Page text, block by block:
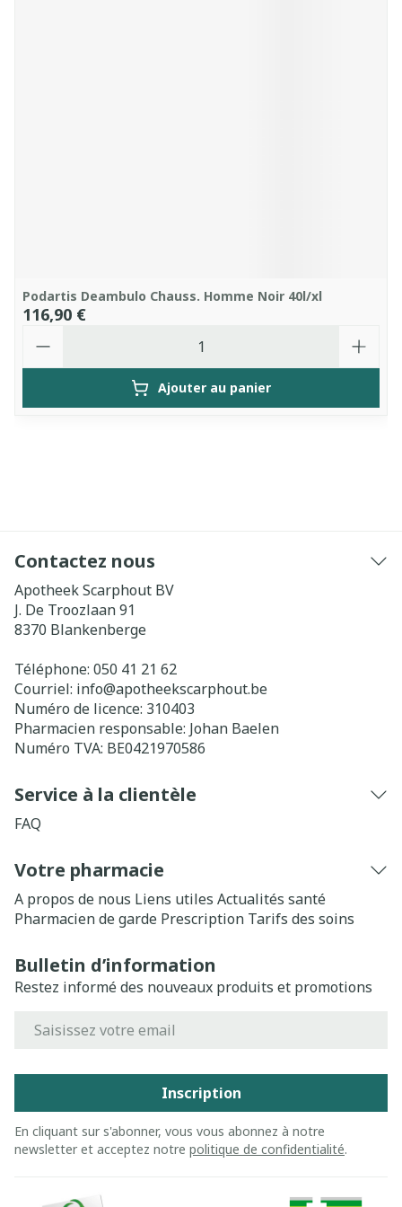
Podartis Deambulo Chauss. Homme Noir 40l/xl
116,90 €
Ajouter au panier
Contactez nous
Apotheek Scarphout BV
J. De Troozlaan 91
8370 Blankenberge
Téléphone: 050 41 21 62
Courriel: info@apotheekscarphout.be
Numéro de licence: 310403
Pharmacien responsable: Johan Baelen
Numéro TVA: BE0421970586
Service à la clientèle
FAQ
Votre pharmacie
A propos de nous Liens utiles Actualités santé
Pharmacien de garde Prescription Tarifs des soins
Bulletin d’information
Restez informé des nouveaux produits et promotions
Inscription
En cliquant sur s'abonner, vous vous abonnez à notre
newsletter et acceptez notre politique de confidentialité.